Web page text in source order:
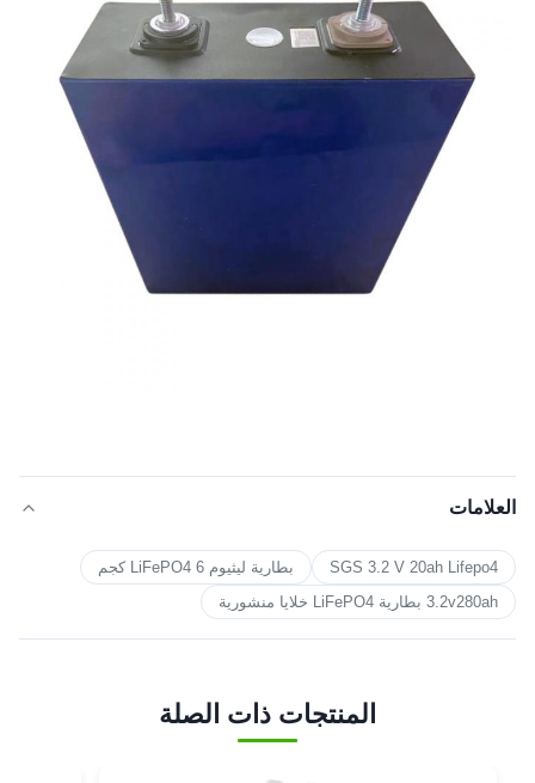
العلامات
SGS 3.2 V 20ah Lifepo4
بطارية ليثيوم LiFePO4 6 كجم
3.2v280ah بطارية LiFePO4 خلايا منشورية
المنتجات ذات الصلة